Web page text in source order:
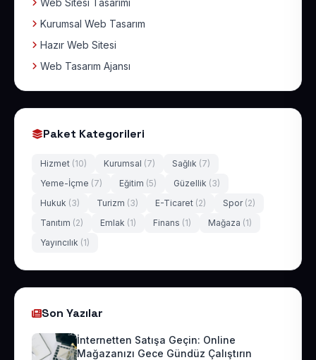
Web Sitesi Tasarımı
Kurumsal Web Tasarım
Hazır Web Sitesi
Web Tasarım Ajansı
Paket Kategorileri
Hizmet (10) Kurumsal (7) Sağlık (7)
Yeme-İçme (7) Eğitim (5) Güzellik (3)
Hukuk (3) Turizm (3) E-Ticaret (2) Spor (2)
Tanıtım (2) Emlak (1) Finans (1) Mağaza (1)
Yayıncılık (1)
Son Yazılar
İnternetten Satışa Geçin: Online
Mağazanızı Gece Gündüz Çalıştırın